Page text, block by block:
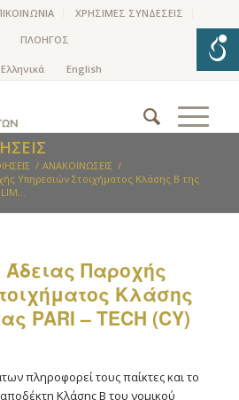
ΧΡΗΣΙΜΕΣ ΣΥΝΔΕΣΕΙΣ
ΠΛΟΗΓΟΣ
/ ΑΝΑΚΟΙΝΩΣΕΙΣ /
Υπηρεσιών Στοιχήματος Κλάσης Β της
Παροχής
Κλάσης
PARI – TECH (CY)
πληροφορεί τους παίκτες και το
Κλάσης Β του νομικού